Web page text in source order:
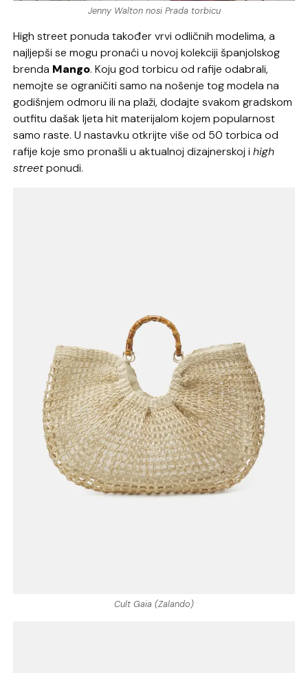
Jenny Walton nosi Prada torbicu
High street ponuda također vrvi odličnih modelima, a
najljepši se mogu pronaći u novoj kolekciji španjolskog
brenda Mango. Koju god torbicu od rafije odabrali,
nemojte se ograničiti samo na nošenje tog modela na
godišnjem odmoru ili na plaži, dodajte svakom gradskom
outfitu dašak ljeta hit materijalom kojem popularnost
samo raste. U nastavku otkrijte više od 50 torbica od
rafije koje smo pronašli u aktualnoj dizajnerskoj ihigh
streetponudi.
Cult Gaia (Zalando)